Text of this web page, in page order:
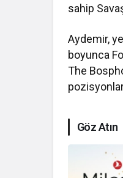
sahip
Aydemir,
boyunca
The
Göz Atın